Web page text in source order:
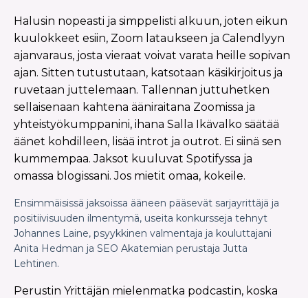
Halusin nopeasti ja simppelisti alkuun, joten eikun
kuulokkeet esiin, Zoom lataukseen ja Calendlyyn
ajanvaraus, josta vieraat voivat varata heille sopivan
ajan. Sitten tutustutaan, katsotaan käsikirjoitus ja
ruvetaan juttelemaan. Tallennan juttuhetken
sellaisenaan kahtena ääniraitana Zoomissa ja
yhteistyökumppanini, ihana Salla Ikävalko säätää
äänet kohdilleen, lisää introt ja outrot. Ei siinä sen
kummempaa. Jaksot kuuluvat Spotifyssa ja
omassa blogissani. Jos mietit omaa, kokeile.
Ensimmäisissä jaksoissa ääneen pääsevät sarjayrittäjä ja
positiivisuuden ilmentymä, useita konkursseja tehnyt
Johannes Laine, psyykkinen valmentaja ja kouluttajani
Anita Hedman ja SEO Akatemian perustaja Jutta
Lehtinen.
Perustin Yrittäjän mielenmatka podcastin, koska